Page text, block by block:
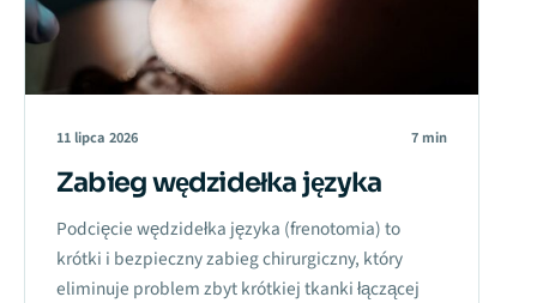
11 lipca 2026 7 min
Zabieg wędzidełka języka
Podcięcie wędzidełka języka (frenotomia) to
krótki i bezpieczny zabieg chirurgiczny, który
eliminuje problem zbyt krótkiej tkanki łączącej